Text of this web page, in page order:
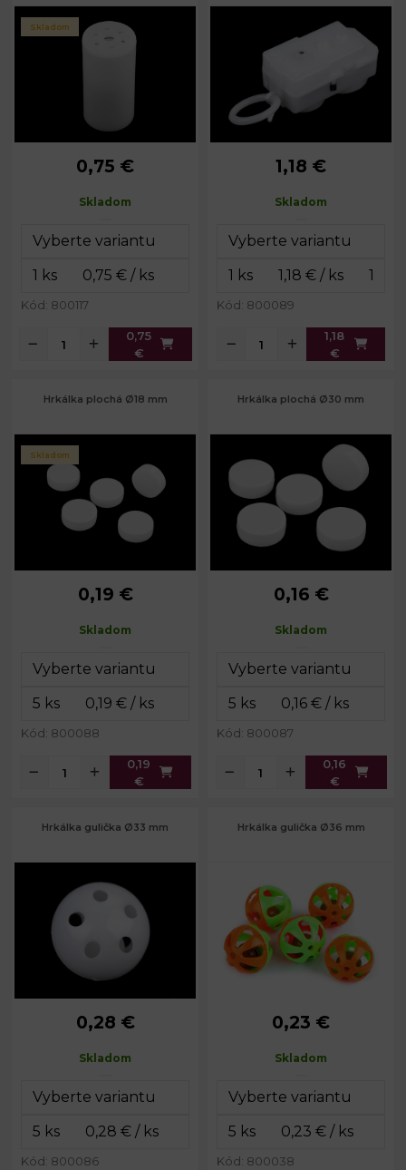
4,2 cm
Skladom
0,75 €
Skladom
Kód: 800117
0,75
€
vibrujúci 18x54 mm
Rozmery:
1,8 x 3,6 x 1,8
1,18 €
Skladom
Kód: 800089
1,18
€
Hrkálka plochá Ø18 mm
Priemer:
18 mm
Skladom
0,19 €
Skladom
Kód: 800088
0,19
€
Hrkálka plochá Ø30 mm
Priemer:
30 mm
0,16 €
Skladom
Kód: 800087
0,16
€
Hrkálka gulička Ø33 mm
Priemer: 33 mm
0,28 €
Skladom
Kód: 800086
Hrkálka gulička Ø36 mm
Priemer: 36 mm
0,23 €
Skladom
Kód: 800038